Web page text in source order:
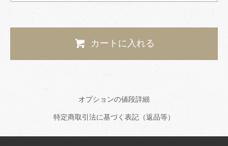
カートに入れる
オプションの値段詳細
特定商取引法に基づく表記（返品等）